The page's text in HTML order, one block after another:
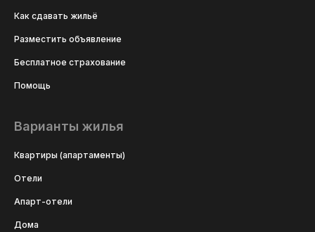
Как сдавать жильё
Разместить объявление
Бесплатное страхование
Помощь
Варианты жилья
Квартиры (апартаменты)
Отели
Апарт-отели
Дома